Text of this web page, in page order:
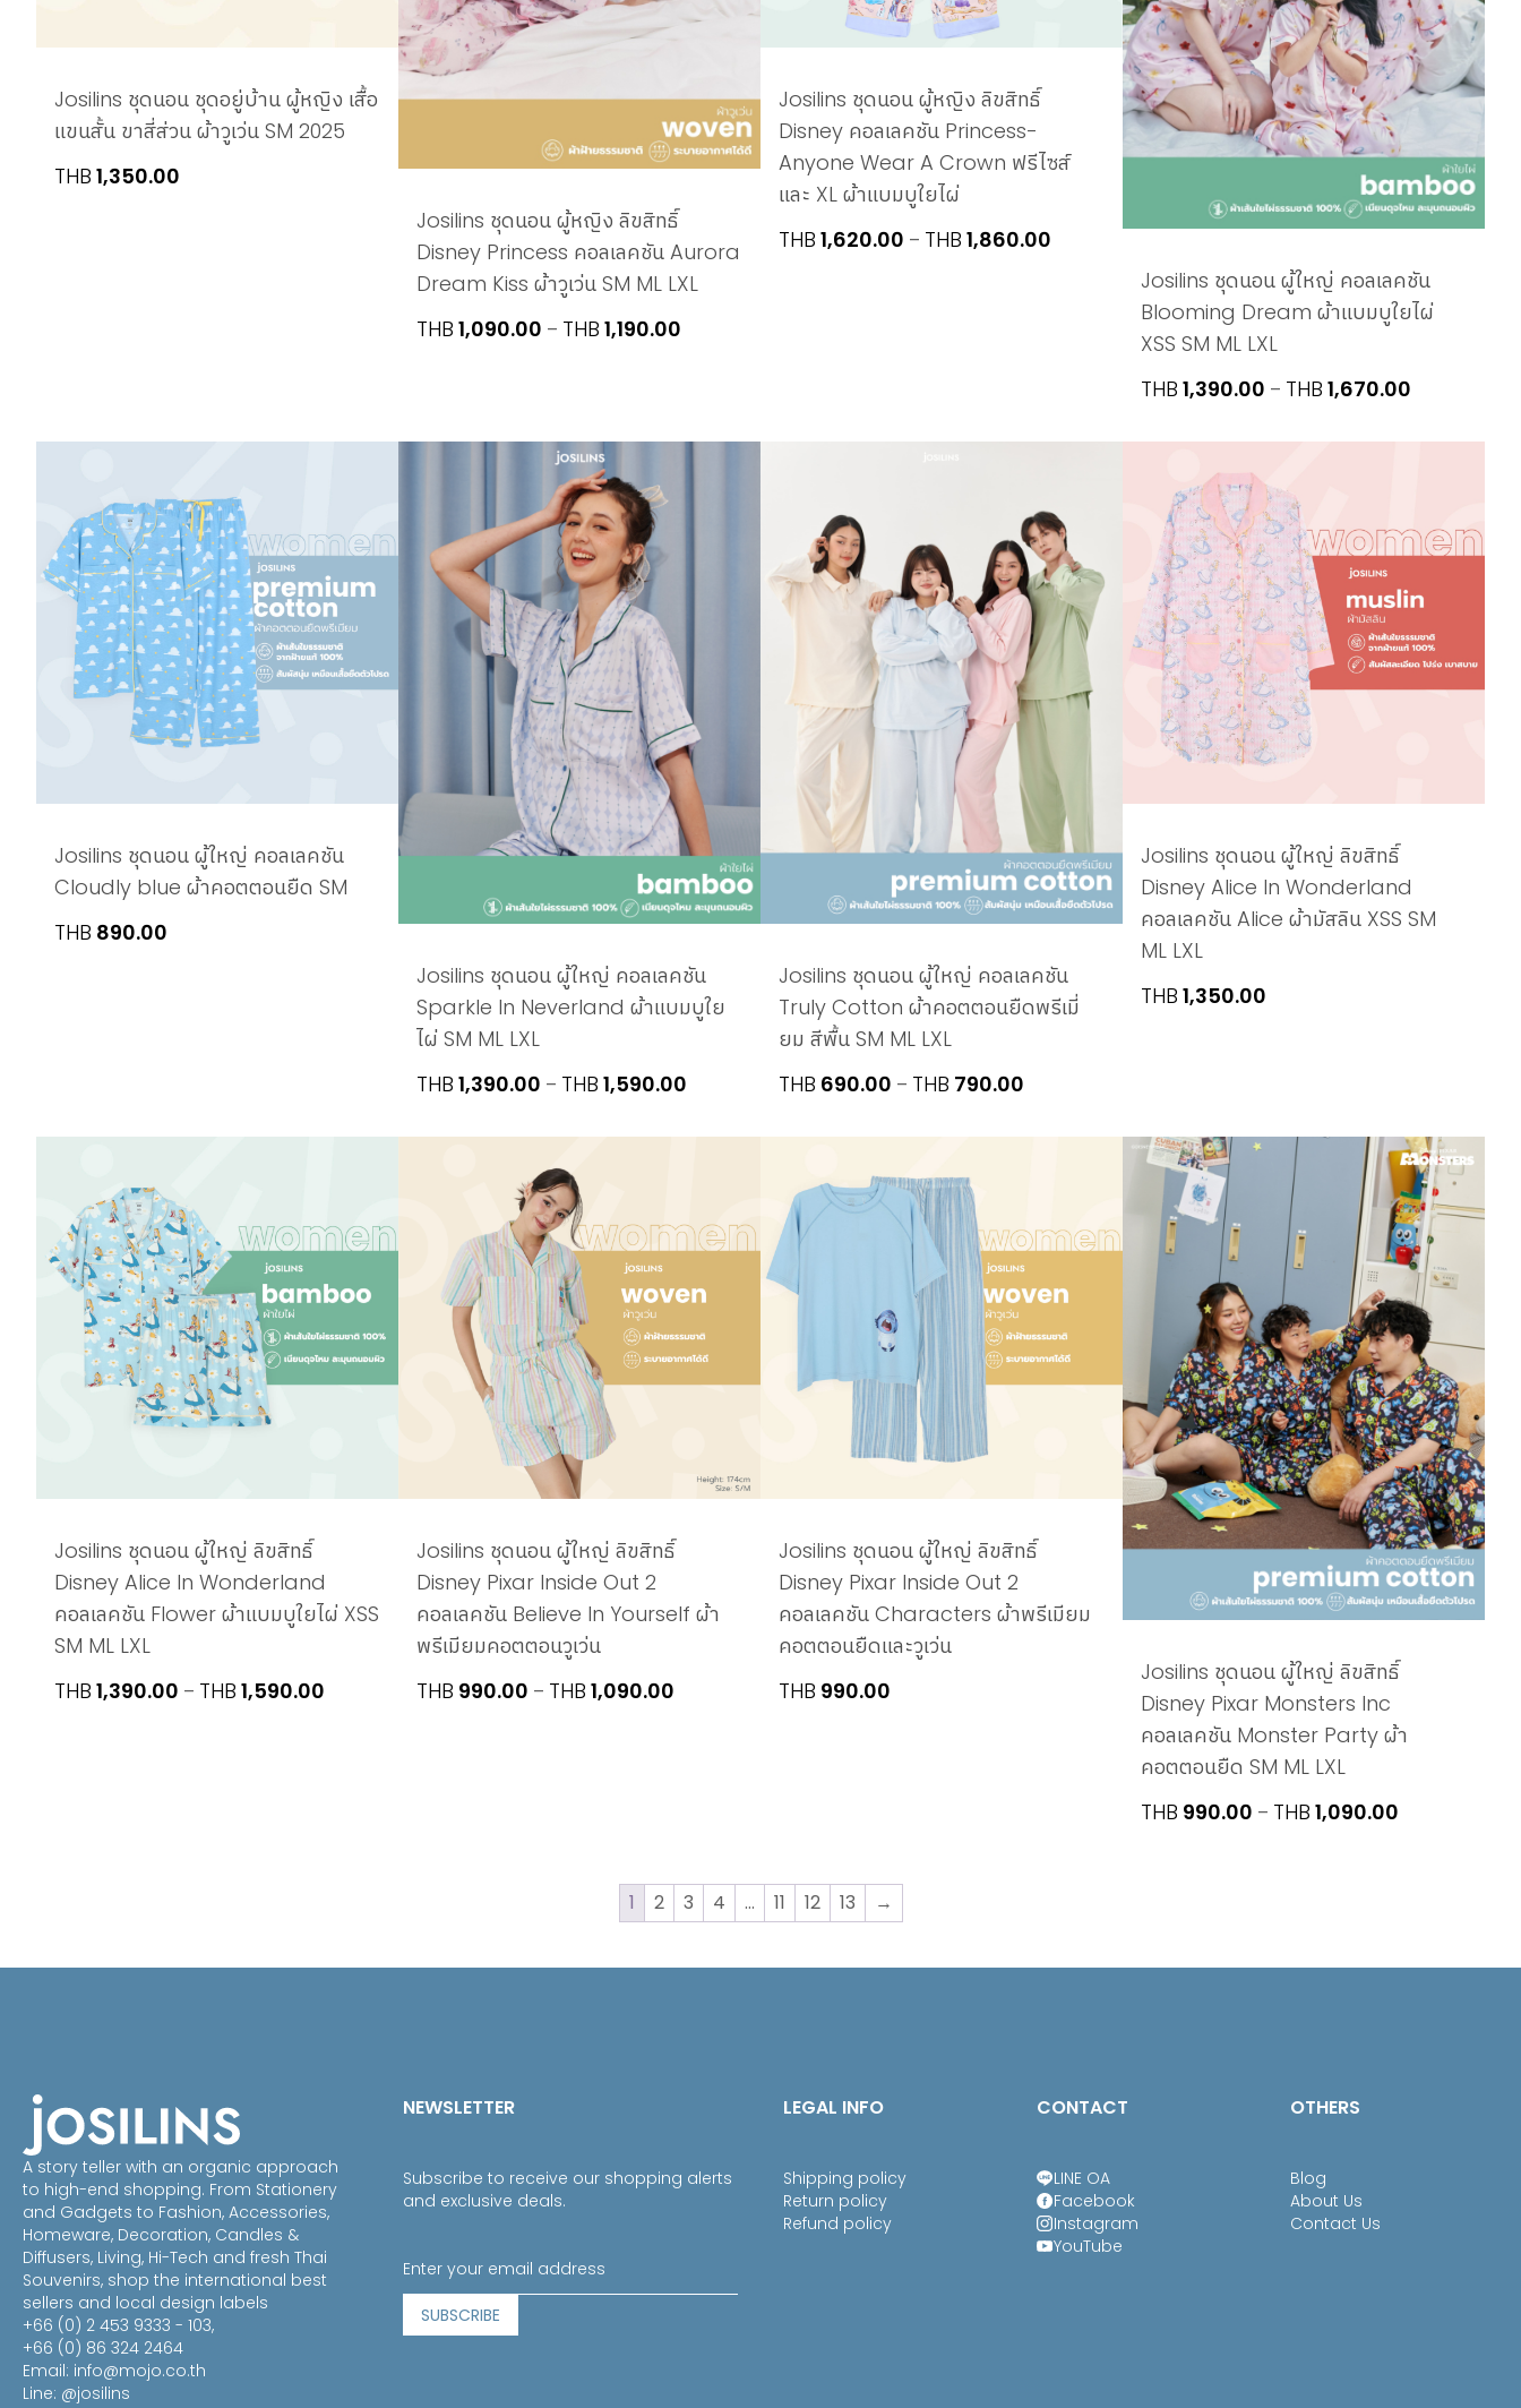
Josilins ชุดนอน ชุดอยู่บ้าน ผู้หญิง เสื้อ
แขนสั้น ขาสี่ส่วน ผ้าวูเว่น SM 2025
THB 1,350.00
Josilins ชุดนอน ผู้หญิง ลิขสิทธิ์
Disney Princess คอลเลคชัน Aurora
Dream Kiss ผ้าวูเว่น SM ML LXL
THB 1,090.00 – THB 1,190.00
Josilins ชุดนอน ผู้หญิง ลิขสิทธิ์
Disney คอลเลคชัน Princess-
Anyone Wear A Crown ฟรีไซส์
และ XL ผ้าแบมบูใยไผ่
THB 1,620.00 – THB 1,860.00
THB1,620.00
THB1,860.00
Josilins ชุดนอน ผู้ใหญ่ คอลเลคชัน
Blooming Dream ผ้าแบมบูใยไผ่
XSS SM ML LXL
THB 1,390.00 – THB 1,670.00
THB1,390.00
Josilins ชุดนอน ผู้ใหญ่ คอลเลคชัน
Cloudly blue ผ้าคอตตอนยืด SM
THB 890.00
Josilins ชุดนอน ผู้ใหญ่ คอลเลคชัน
Sparkle In Neverland ผ้าแบมบูใย
ไผ่ SM ML LXL
THB 1,390.00 – THB 1,590.00
THB1,390.00
Josilins ชุดนอน ผู้ใหญ่ คอลเลคชัน
Truly Cotton ผ้าคอตตอนยืดพรีเมี่
ยม สีพื้น SM ML LXL
THB 690.00 – THB 790.00
THB690.00
Josilins ชุดนอน ผู้ใหญ่ ลิขสิทธิ์
Disney Alice In Wonderland
คอลเลคชัน Alice ผ้ามัสลิน XSS SM
ML LXL
THB 1,350.00
Josilins ชุดนอน ผู้ใหญ่ ลิขสิทธิ์
Disney Alice In Wonderland
คอลเลคชัน Flower ผ้าแบมบูใยไผ่ XSS
SM ML LXL
THB 1,390.00 – THB 1,590.00
Josilins ชุดนอน ผู้ใหญ่ ลิขสิทธิ์
Disney Pixar Inside Out 2
คอลเลคชัน Believe In Yourself ผ้า
พรีเมียมคอตตอนวูเว่น
THB 990.00 – THB 1,090.00
Josilins ชุดนอน ผู้ใหญ่ ลิขสิทธิ์
Disney Pixar Inside Out 2
คอลเลคชัน Characters ผ้าพรีเมียม
คอตตอนยืดและวูเว่น
THB 990.00
Josilins ชุดนอน ผู้ใหญ่ ลิขสิทธิ์
Disney Pixar Monsters Inc
คอลเลคชัน Monster Party ผ้า
คอตตอนยืด SM ML LXL
THB 990.00 – THB 1,090.00
1 2 3 4 … 11 12 13 →
A story teller with an organic approach
to high-end shopping. From Stationery
and Gadgets to Fashion, Accessories,
Homeware, Decoration, Candles &
Diffusers, Living, Hi-Tech and fresh Thai
Souvenirs, shop the international best
sellers and local design labels
+66 (0) 2 453 9333 - 103,
+66 (0) 86 324 2464
Email: info@mojo.co.th
Line: @josilins
NEWSLETTER
Subscribe to receive our shopping alerts
and exclusive deals.
SUBSCRIBE
LEGAL INFO
Shipping policy
Return policy
Refund policy
CONTACT
LINE OA
Facebook
Instagram
YouTube
OTHERS
Blog
About Us
Contact Us